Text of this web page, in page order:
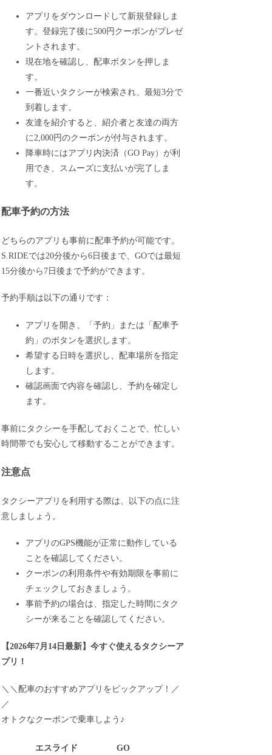
アプリをダウンロードして新規登録しま
す。登録完了後に500円クーポンがプレゼ
ントされます。
現在地を確認し、配車ボタンを押しま
す。
一番近いタクシーが検索され、最短3分で
到着します。
友達を紹介すると、紹介者と友達の両方
に2,000円のクーポンが付与されます。
降車時にはアプリ内決済（GO Pay）が利
用でき、スムーズに支払いが完了しま
す。
配車予約の方法
どちらのアプリも事前に配車予約が可能です。
S.RIDEでは20分後から6日後まで、GOでは最短
15分後から7日後まで予約ができます。
予約手順は以下の通りです：
アプリを開き、「予約」または「配車予
約」のボタンを選択します。
希望する日時を選択し、配車場所を指定
します。
確認画面で内容を確認し、予約を確定し
ます。
事前にタクシーを手配しておくことで、忙しい
時間帯でも安心して移動することができます。
注意点
タクシーアプリを利用する際は、以下の点に注
意しましょう。
アプリのGPS機能が正常に動作している
ことを確認してください。
クーポンの利用条件や有効期限を事前に
チェックしておきましょう。
事前予約の場合は、指定した時間にタク
シーが来ることを確認してください。
【2026年7月14日最新】今すぐ使えるタクシーア
プリ！
＼＼配車のおすすめアプリをピックアップ！／
／
オトクなクーポンで乗車しよう♪
エスライド
GO